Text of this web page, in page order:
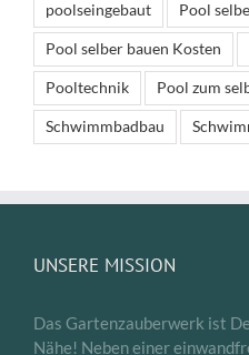
poolseingebaut Pool
Pool selber bauen Kosten
Pooltechnik Pool zum
Schwimmbadbau
UNSERE MISSION
Das Gartenzauberwerk ist
Nähe! Neben einer